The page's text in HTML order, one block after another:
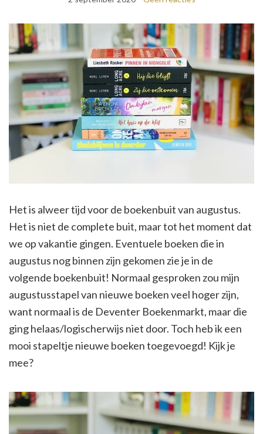
Het is alweer tijd voor de boekenbuit van augustus.
Het is niet de complete buit, maar tot het moment dat
we op vakantie gingen. Eventuele boeken die in
augustus nog binnen zijn gekomen zie je in de
volgende boekenbuit! Normaal gesproken zou mijn
augustusstapel van nieuwe boeken veel hoger zijn,
want normaal is de Deventer Boekenmarkt, maar die
ging helaas/logischerwijs niet door. Toch heb ik een
mooi stapeltje nieuwe boeken toegevoegd! Kijk je
mee?